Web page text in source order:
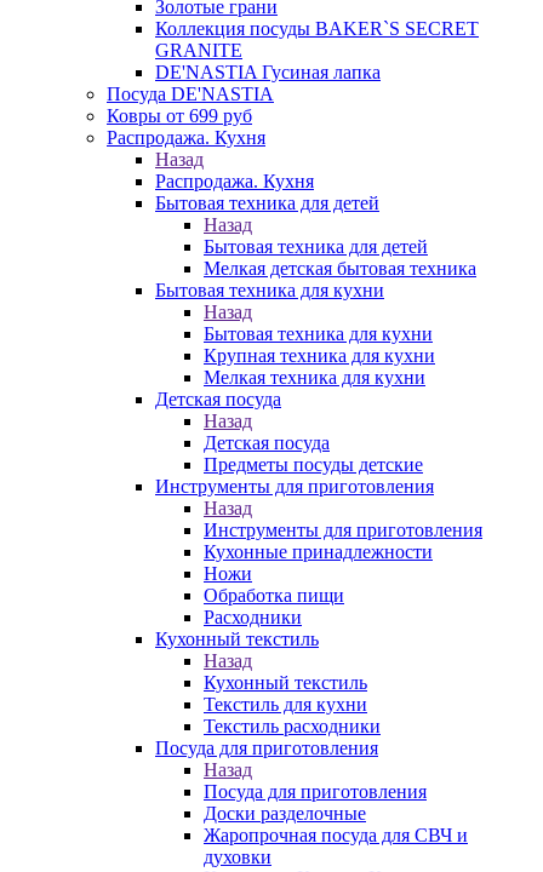
Золотые грани
Коллекция посуды BAKER`S SECRET
GRANITE
DE'NASTIA Гусиная лапка
Посуда DE'NASTIA
Ковры от 699 руб
Распродажа. Кухня
Назад
Распродажа. Кухня
Бытовая техника для детей
Назад
Бытовая техника для детей
Мелкая детская бытовая техника
Бытовая техника для кухни
Назад
Бытовая техника для кухни
Крупная техника для кухни
Мелкая техника для кухни
Детская посуда
Назад
Детская посуда
Предметы посуды детские
Инструменты для приготовления
Назад
Инструменты для приготовления
Кухонные принадлежности
Ножи
Обработка пищи
Расходники
Кухонный текстиль
Назад
Кухонный текстиль
Текстиль для кухни
Текстиль расходники
Посуда для приготовления
Назад
Посуда для приготовления
Доски разделочные
Жаропрочная посуда для СВЧ и
духовки